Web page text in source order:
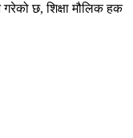
छ, शिक्षा मौलिक हक